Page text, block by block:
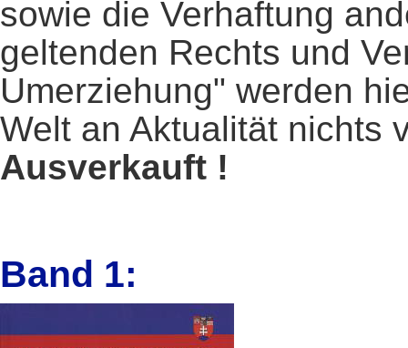
sowie die Verhaftung
geltenden Rechts und
Umerziehung" werden
Welt an Aktualität
Ausverkauft !
Band 1: